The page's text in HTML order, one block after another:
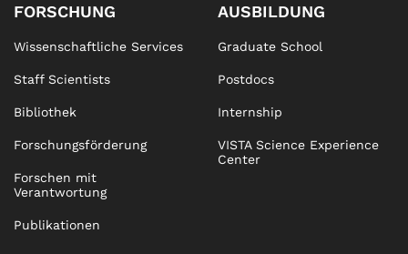
FORSCHUNG
Wissenschaftliche Services
Staff Scientists
Bibliothek
Forschungsförderung
Forschen mit
Verantwortung
Publikationen
AUSBILDUNG
Graduate School
Postdocs
Internship
VISTA Science Experience
Center